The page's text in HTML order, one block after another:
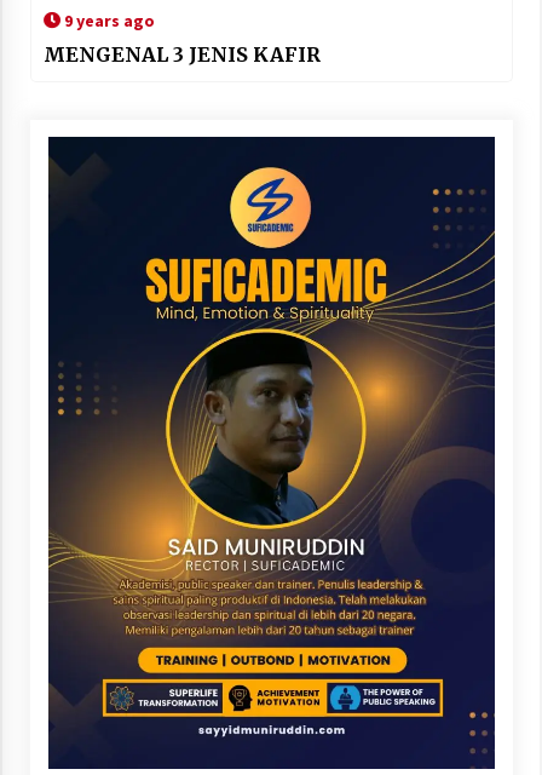
9 years ago
MENGENAL 3 JENIS KAFIR